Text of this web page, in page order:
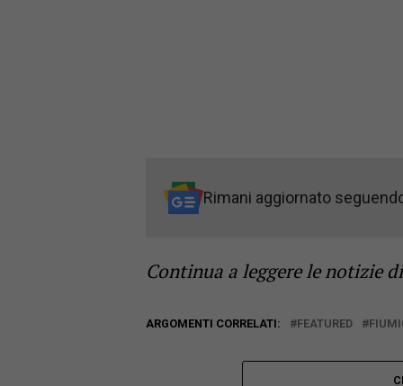
Rimani aggiornato
Continua a leggere le notizie
ARGOMENTI CORRELATI: FEATURED